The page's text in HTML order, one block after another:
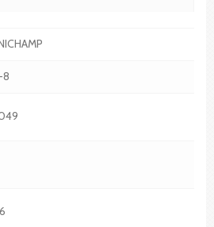
8